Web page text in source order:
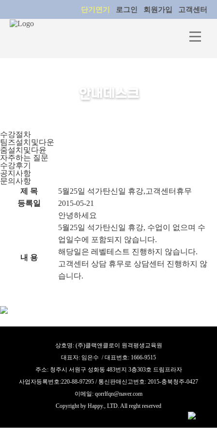
단기연기 로그인 회원가입 고객센터
안내데스크
수강절차
팀즈설치및다운
줌설치및다윤
자주하는 질문
수강후기
공지사항
문의사항
제 목
5월25일 석가탄신일 휴강,고객센터휴무
등록일
2015-05-21
내 용
안녕하세요
5월25일 석가탄신일 휴강, 수업이 없으며 수
업일수에 포함되지 않습니다.
해당일은 레벨테스트 진행하지 않습니다.
고객센터 상담 휴무로 상담센터 진행하지 않
습니다.
상호명: (주)클랙앤클로이 원격평생교육원
대표자: 임은수 / 대표번호: 1666-9515
주소: 청주시 서원구 성화동 483번지 3층303호 드림프라자
사업자등록번호:220-88-97295 / 통신판매신고번호: 2015-충북청주-0427
이메일: qorrlfqn@naver.com
Copyright by Happy., LTD. All reght reserved